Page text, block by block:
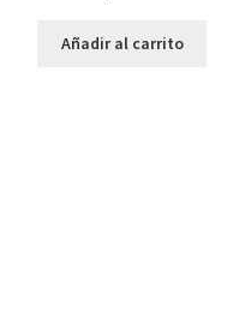
Añadir al carrito